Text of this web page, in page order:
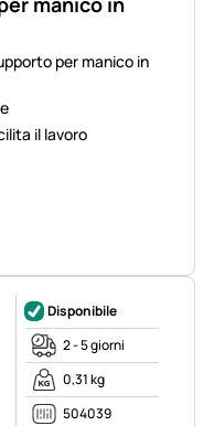
per manico in
il lavoro
Disponibile
2 - 5 giorni
0,31 kg
504039